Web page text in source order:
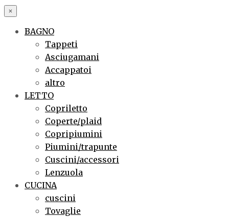
×
BAGNO
Tappeti
Asciugamani
Accappatoi
altro
LETTO
Copriletto
Coperte/plaid
Copripiumini
Piumini/trapunte
Cuscini/accessori
Lenzuola
CUCINA
cuscini
Tovaglie